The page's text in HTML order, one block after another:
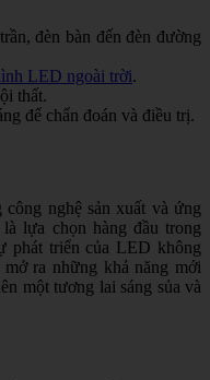
đèn bàn đến đèn đường
LED ngoài trời.
thất.
để chẩn đoán và điều trị.
nghệ sản xuất và ứng
lựa chọn hàng đầu trong
phát triển của LED không
ra những khả năng mới
một tương lai sáng sủa và